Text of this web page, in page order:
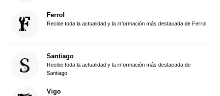
Ferrol
Recibe toda la actualidad y la información más destacada de Ferrol
Santiago
Recibe toda la actualidad y la información más destacada de
Santiago
Vigo